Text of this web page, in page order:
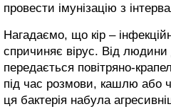
провести імунізацію з
Нагадаємо, що кір –
спричиняє вірус. Від
передається повітряно-
під час розмови, кашлю або
ця бактерія набула